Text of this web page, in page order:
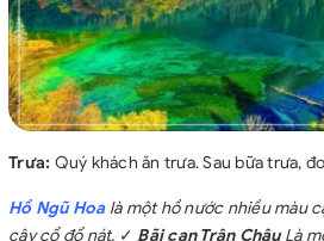
Trưa: Quý khách ăn trưa. Sau bữa trưa,
Hồ Ngũ Hoa là một hồ nước nhiều màu
cây cổ đổ nát. ✓ Bãi cạn Trân Châu Là